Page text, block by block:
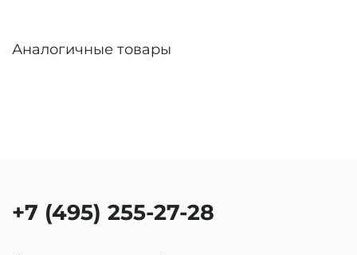
Аналогичные товары
+7 (495) 255-27-28